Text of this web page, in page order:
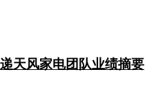
天风家电团队业绩摘要